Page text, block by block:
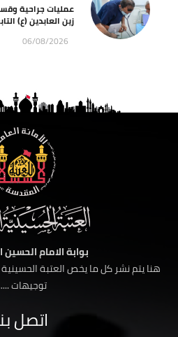
عمليات جراحية
زين العابدين (ع)
06/08/2026
بوابة الامام الحسين
هنا يتم نشر كل ما يخص العتبة
توجيهات
اتصل